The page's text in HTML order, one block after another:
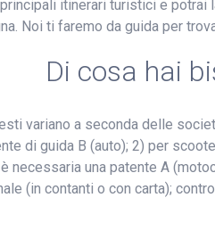
itinerari turistici e potrai
Noi ti faremo da guida per
Di cosa hai
variano a seconda delle
di guida B (auto); 2) per
necessaria una patente A
(in contanti o con carta);